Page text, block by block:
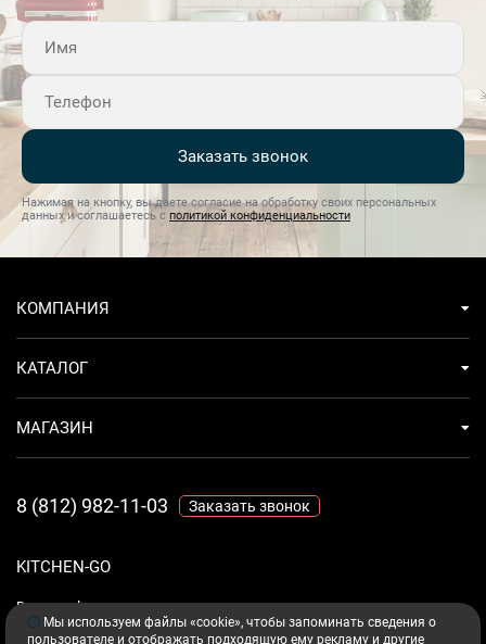
Заказать звонок
Нажимая на кнопку, вы даете согласие на обработку своих персональных
данных и соглашаетесь с политикой конфиденциальности
KITCHEN-GO
Ваш комфорт - дело техники.
КОМПАНИЯ
КАТАЛОГ
МАГАЗИН
8 (812) 982-11-03 Заказать звонок
Мы используем файлы «cookie», чтобы запоминать сведения о
пользователе и отображать подходящую ему рекламу и другие